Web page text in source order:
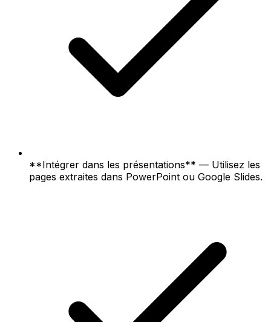
**Intégrer dans les présentations** — Utilisez les
pages extraites dans PowerPoint ou Google Slides.